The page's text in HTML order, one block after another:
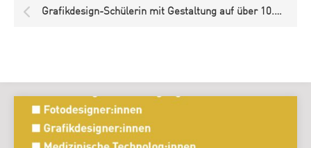
Grafikdesign-Schülerin mit Gestaltung auf über 10.000 Buchcovern weltweit